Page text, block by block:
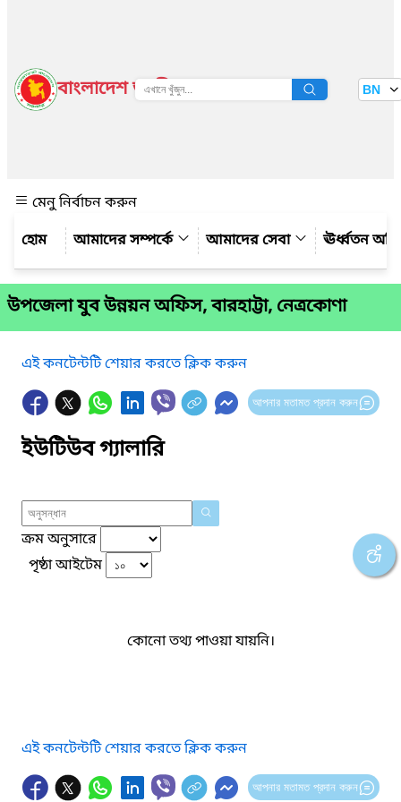
বাংলাদেশ জাতীয় তথ্য বাতায়ন BN
মেনু নির্বাচন করুন
আমাদের সম্পর্কে
আমাদের সেবা ঊর্ধ্বতন
উপজেলা যুব উন্নয়ন অফিস, বারহাট্টা, নেত্রকোণা
এই কনটেন্টটি শেয়ার করতে ক্লিক করুন
আপনার মতামত প্রদান করুন
ইউটিউব গ্যালারি
ক্রম অনুসারে
পৃষ্ঠা আইটেম
কোনো তথ্য পাওয়া যায়নি।
এই কনটেন্টটি শেয়ার করতে ক্লিক করুন
আপনার মতামত প্রদান করুন